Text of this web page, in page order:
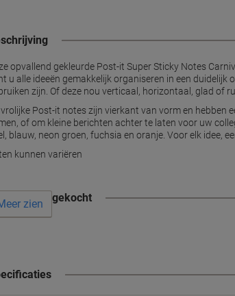
opvallend gekleurde Post-it Super Sticky Notes
u alle ideeën gemakkelijk organiseren in een
zijn. Of deze nou verticaal, horizontaal, glad of
vrolijke Post-it notes zijn vierkant van vorm en
of om kleine berichten achter te laten voor uw
blauw, neon groen, fuchsia en oranje. Voor elk idee,
kunnen variëren
samen gekocht
zien